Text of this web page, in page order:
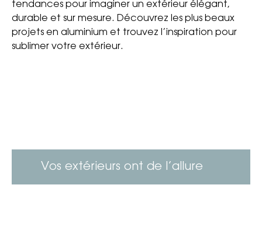
tendances pour imaginer un extérieur élégant,
durable et sur mesure. Découvrez les plus beaux
projets en aluminium et trouvez l’inspiration pour
sublimer votre extérieur.
Vos extérieurs ont de l’allure